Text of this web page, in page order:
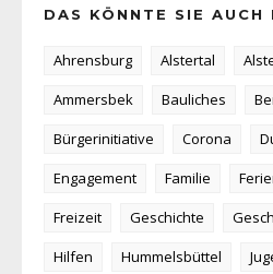
DAS KÖNNTE SIE AUCH
Ahrensburg Alstertal
Ammersbek
Bauliches
Bürgerinitiative
Corona
Engagement
Familie
Freizeit
Geschichte
Hilfen
Hummelsbüttel